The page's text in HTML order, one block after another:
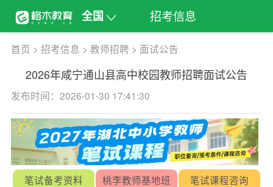
全国 招考信息
首页 > 招考信息 > 教师招聘 > 面试公告
2026年咸宁通山县高中校园教师招聘面试公告
发布时间：2026-01-30 17:41:30
笔试备考资料 桃李教师基地班 笔试课程咨询